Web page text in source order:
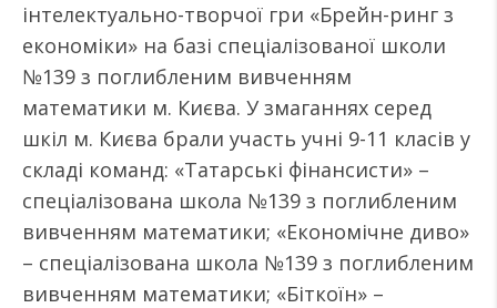
інтелектуально-творчої гри «Брейн-ринг з
економіки» на базі спеціалізованої школи
№139 з поглибленим вивченням
математики м. Києва. У змаганнях серед
шкіл м. Києва брали участь учні 9-11 класів у
складі команд: «Татарські фінансисти» –
спеціалізована школа №139 з поглибленим
вивченням математики; «Економічне диво»
– спеціалізована школа №139 з поглибленим
вивченням математики; «Біткоїн» –